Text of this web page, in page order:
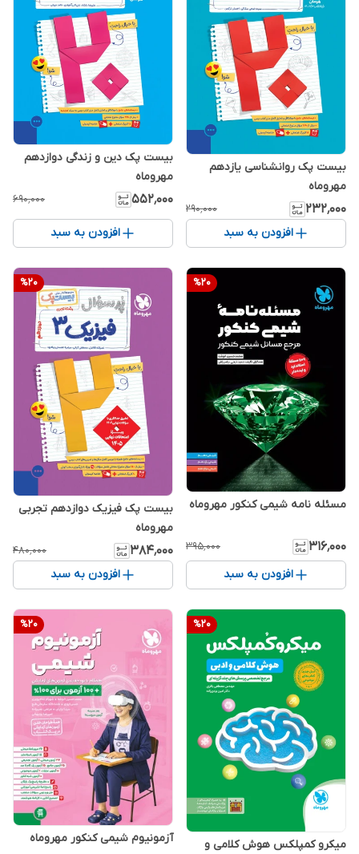
بیست پک روانشناسی یازدهم
مهروماه
۲۳۲٬۰۰۰ ۲۹۰٬۰۰۰
افزودن به سبد
بیست پک دین و زندگی دوازدهم
مهروماه
۵۵۲٬۰۰۰ ۶۹۰٬۰۰۰
افزودن به سبد
%20
مسئله نامه شیمی کنکور مهروماه
۳۱۶٬۰۰۰ ۳۹۵٬۰۰۰
افزودن به سبد
%20
بیست پک فیزیک دوازدهم تجربی
مهروماه
۳۸۴٬۰۰۰ ۴۸۰٬۰۰۰
افزودن به سبد
%20
میکرو کمپلکس هوش کلامی و
%20
آزمونیوم شیمی کنکور مهروماه